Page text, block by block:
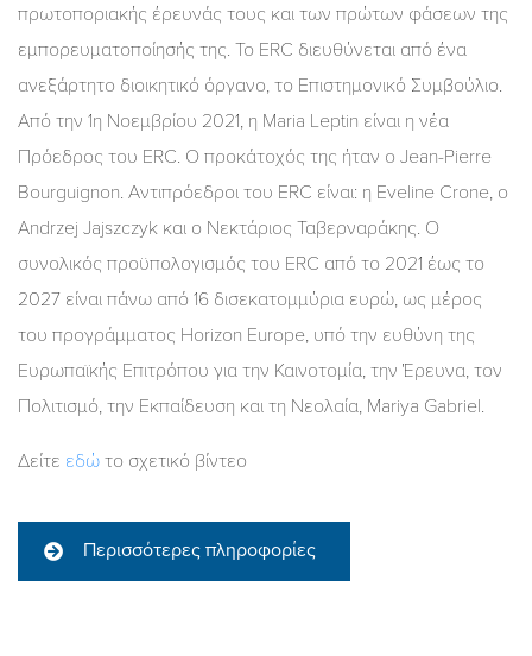
πρωτοποριακής έρευνάς τους και των πρώτων φάσεων της
εμπορευματοποίησής της. Το ERC διευθύνεται από ένα
ανεξάρτητο διοικητικό όργανο, το Επιστημονικό Συμβούλιο.
Από την 1η Νοεμβρίου 2021, η Maria Leptin είναι η νέα
Πρόεδρος του ERC. Ο προκάτοχός της ήταν ο Jean-Pierre
Bourguignon. Αντιπρόεδροι του ERC είναι: η Eveline Crone, ο
Andrzej Jajszczyk και ο Νεκτάριος Ταβερναράκης. Ο
συνολικός προϋπολογισμός του ERC από το 2021 έως το
2027 είναι πάνω από 16 δισεκατομμύρια ευρώ, ως μέρος
του προγράμματος Horizon Europe, υπό την ευθύνη της
Ευρωπαϊκής Επιτρόπου για την Καινοτομία, την Έρευνα, τον
Πολιτισμό, την Εκπαίδευση και τη Νεολαία, Mariya Gabriel.
Δείτε εδώ το σχετικό βίντεο
Περισσότερες πληροφορίες